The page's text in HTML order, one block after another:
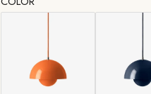
メーカー保証付き。